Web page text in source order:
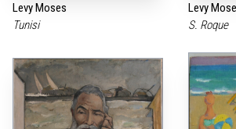
Levy Moses
Tunisi
Levy
S. Roque